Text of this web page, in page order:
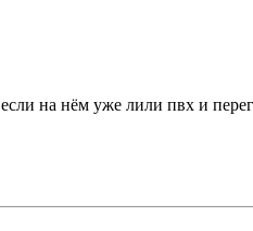
на нём уже лили пвх и